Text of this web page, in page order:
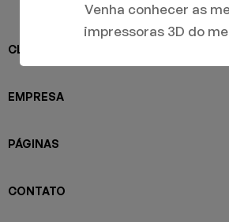
CLIENTES
EMPRESA
PÁGINAS
CONTATO
Venha conhecer as
impressoras 3D do